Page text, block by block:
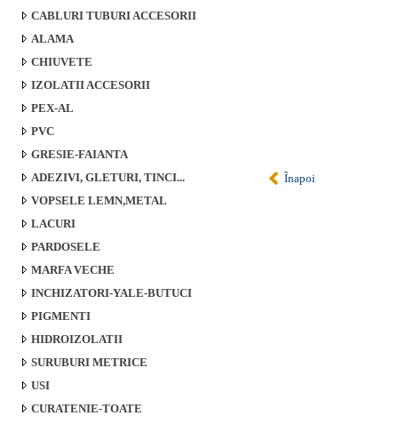
Înapoi
CABLURI TUBURI ACCESORII
ALAMA
CHIUVETE
IZOLATII ACCESORII
PEX-AL
PVC
GRESIE-FAIANTA
ADEZIVI, GLETURI, TINCI...
VOPSELE LEMN,METAL
LACURI
PARDOSELE
MARFA VECHE
INCHIZATORI-YALE-BUTUCI
PIGMENTI
HIDROIZOLATII
SURUBURI METRICE
USI
CURATENIE-TOATE